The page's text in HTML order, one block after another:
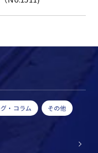
・コラム その他